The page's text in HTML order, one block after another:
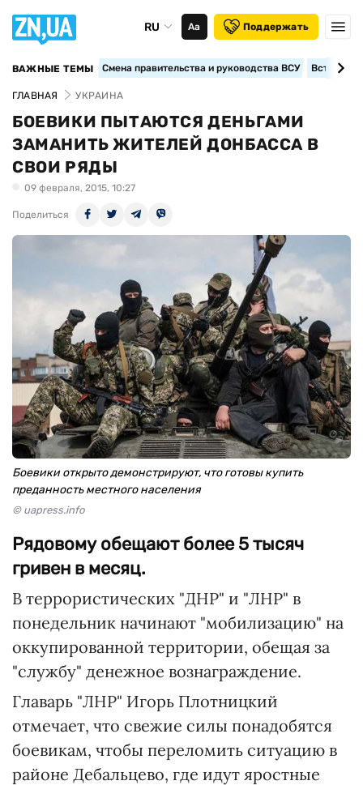
RU Аа Поддержать
ВАЖНЫЕ ТЕМЫ Смена правительства и руководства ВСУ
ГЛАВНАЯ УКРАИНА
БОЕВИКИ ПЫТАЮТСЯ ДЕНЬГАМИ
ЗАМАНИТЬ ЖИТЕЛЕЙ ДОНБАССА В
СВОИ РЯДЫ
09 февраля, 2015, 10:27
Поделиться
Боевики открыто демонстрируют, что готовы купить
преданность местного населения
© uapress.info
Рядовому обещают более 5 тысяч
гривен в месяц.
В террористических "ДНР" и "ЛНР" в
понедельник начинают "мобилизацию" на
оккупированной территории, обещая за
"службу" денежное вознаграждение.
Главарь "ЛНР" Игорь Плотницкий
отмечает, что свежие силы понадобятся
боевикам, чтобы переломить ситуацию в
районе Дебальцево, где идут яростные